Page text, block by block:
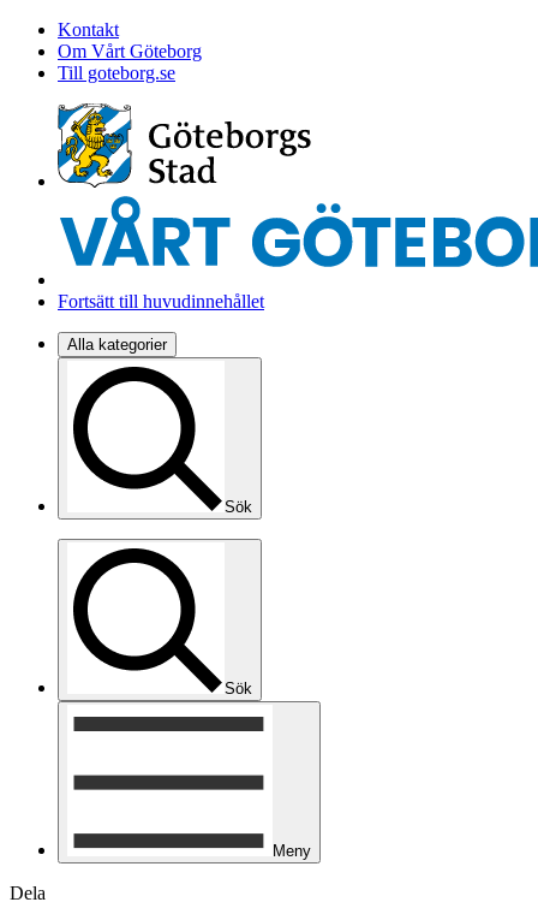
Kontakt
Om Vårt Göteborg
Till goteborg.se
Fortsätt till huvudinnehållet
Alla kategorier
Sök
Sök
Meny
Dela